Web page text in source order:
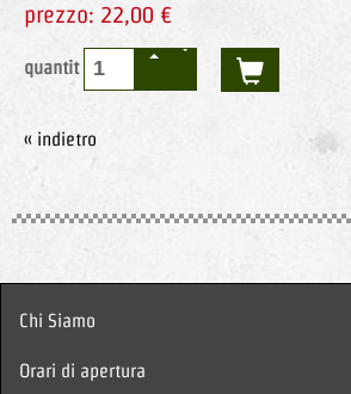
prezzo: 22,00 €
quantit
« indietro
Chi Siamo
Orari di apertura